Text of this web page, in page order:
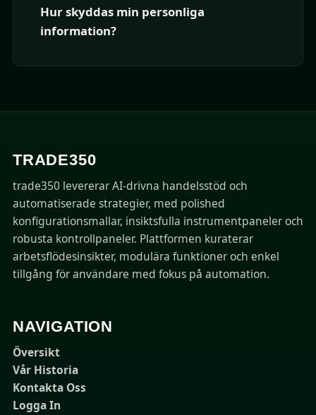
Hur skyddas min personliga
information?
TRADE350
trade350 levererar AI-drivna handelsstöd och
automatiserade strategier, med polished
konfigurationsmallar, insiktsfulla instrumentpaneler och
robusta kontrollpaneler. Plattformen kuraterar
arbetsflödesinsikter, modulära funktioner och enkel
tillgång för användare med fokus på automation.
NAVIGATION
Översikt
Vår Historia
Kontakta Oss
Logga In